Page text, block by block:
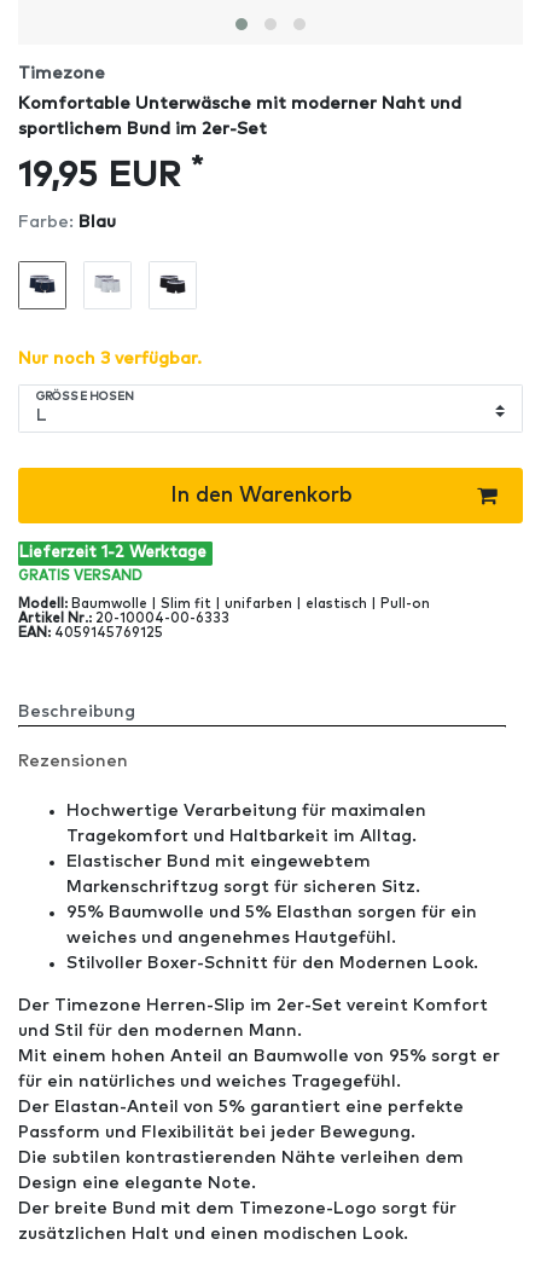
Timezone
Komfortable Unterwäsche mit moderner Naht und
sportlichem Bund im 2er-Set
19,95 EUR *
Farbe: Blau
Nur noch 3 verfügbar.
GRÖSSE HOSEN
In den Warenkorb
Lieferzeit 1-2 Werktage
GRATIS VERSAND
Modell : Baumwolle | Slim fit | unifarben | elastisch | Pull-on
Artikel Nr.: 20-10004-00-6333
EAN : 4059145769125
Beschreibung
Rezensionen
Hochwertige Verarbeitung für maximalen
Tragekomfort und Haltbarkeit im Alltag.
Elastischer Bund mit eingewebtem
Markenschriftzug sorgt für sicheren Sitz.
95% Baumwolle und 5% Elasthan sorgen für ein
weiches und angenehmes Hautgefühl.
Stilvoller Boxer-Schnitt für den Modernen Look.
Der Timezone Herren-Slip im 2er-Set vereint Komfort
und Stil für den modernen Mann.
Mit einem hohen Anteil an Baumwolle von 95% sorgt er
für ein natürliches und weiches Tragegefühl.
Der Elastan-Anteil von 5% garantiert eine perfekte
Passform und Flexibilität bei jeder Bewegung.
Die subtilen kontrastierenden Nähte verleihen dem
Design eine elegante Note.
Der breite Bund mit dem Timezone-Logo sorgt für
zusätzlichen Halt und einen modischen Look.